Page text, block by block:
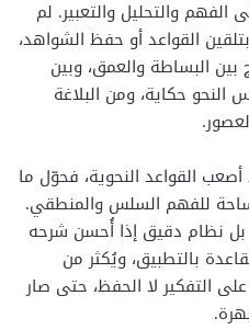
والتحليل والتعبير. لم
القواعد أو حفظ الشواهد،
البساطة والعمق، وبين
حكاية، ومن البلاغة
القواعد النحوية، فحوّل ما
للفهم السلس والمنطقي.
بل نظام دقيق إذا أُحسن شرحه
بالتطبيق، ويُكثر من
التفكير لا الحفظ، حتى صار